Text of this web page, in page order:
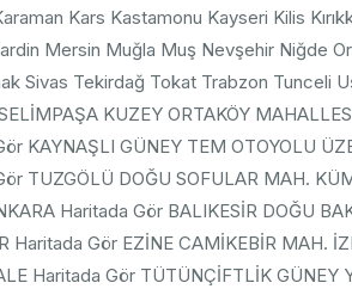
Kars Kastamonu Kayseri Kilis
Mersin Muğla Muş Nevşehir Niğde
Sivas Tekirdağ Tokat Trabzon Tunceli
KUZEY ORTAKÖY
KAYNAŞLI GÜNEY TEM OTOYOLU
TUZGÖLÜ DOĞU SOFULAR MAH.
Haritada Gör BALIKESİR DOĞU
Haritada Gör EZİNE CAMİKEBİR MAH.
Haritada Gör TÜTÜNÇİFTLİK GÜNEY